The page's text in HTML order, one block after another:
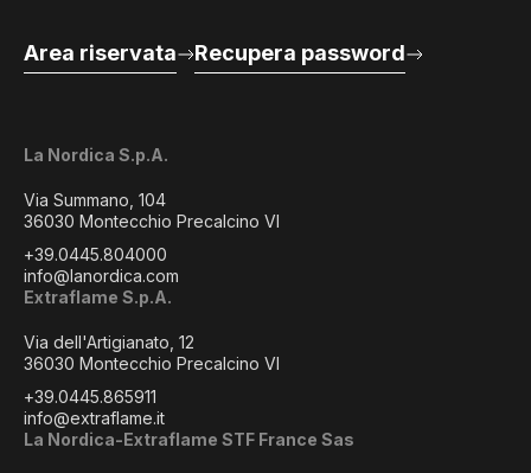
La Nordica S.p.A.
Via Summano, 104
36030 Montecchio Precalcino VI
+39.0445.804000
info@lanordica.com
Extraflame S.p.A.
Via dell'Artigianato, 12
36030 Montecchio Precalcino VI
+39.0445.865911
info@extraflame.it
La Nordica-Extraflame STF France Sas
Area riservata Recupera password